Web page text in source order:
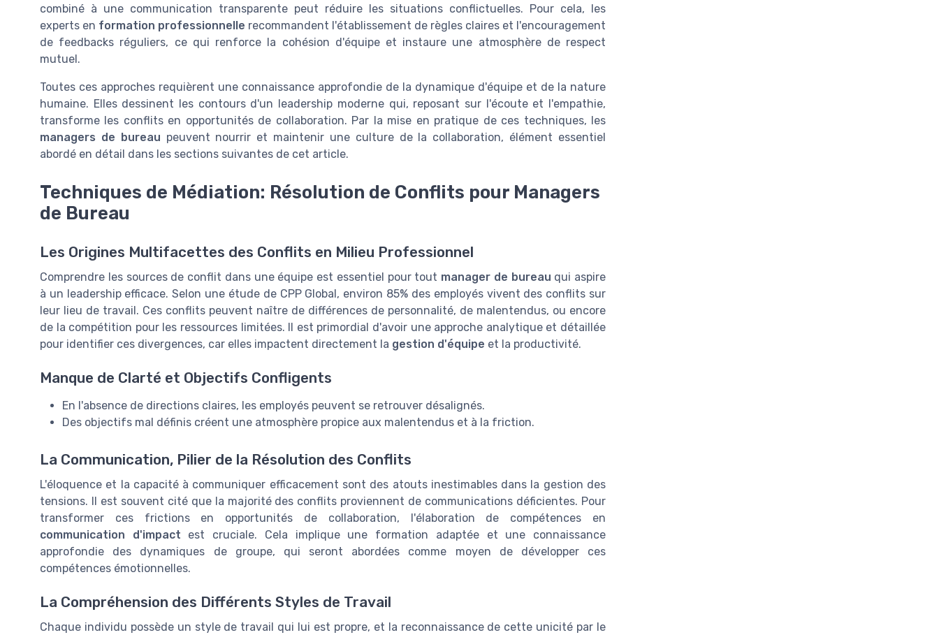
combiné à une communication transparente peut réduire les situations conflictuelles. Pour cela, les
experts en formation professionnelle recommandent l'établissement de règles claires et l'encouragement
de feedbacks réguliers, ce qui renforce la cohésion d'équipe et instaure une atmosphère de respect
mutuel.
Toutes ces approches requièrent une connaissance approfondie de la dynamique d'équipe et de la nature
humaine. Elles dessinent les contours d'un leadership moderne qui, reposant sur l'écoute et l'empathie,
transforme les conflits en opportunités de collaboration. Par la mise en pratique de ces techniques, les
managers de bureau peuvent nourrir et maintenir une culture de la collaboration, élément essentiel
abordé en détail dans les sections suivantes de cet article.
Techniques de Médiation: Résolution de Conflits pour Managers
de Bureau
Les Origines Multifacettes des Conflits en Milieu Professionnel
Comprendre les sources de conflit dans une équipe est essentiel pour tout manager de bureau qui aspire
à un leadership efficace. Selon une étude de CPP Global, environ 85% des employés vivent des conflits sur
leur lieu de travail. Ces conflits peuvent naître de différences de personnalité, de malentendus, ou encore
de la compétition pour les ressources limitées. Il est primordial d'avoir une approche analytique et détaillée
pour identifier ces divergences, car elles impactent directement la gestion d'équipe et la productivité.
Manque de Clarté et Objectifs Confligents
En l'absence de directions claires, les employés peuvent se retrouver désalignés.
Des objectifs mal définis créent une atmosphère propice aux malentendus et à la friction.
La Communication, Pilier de la Résolution des Conflits
L'éloquence et la capacité à communiquer efficacement sont des atouts inestimables dans la gestion des
tensions. Il est souvent cité que la majorité des conflits proviennent de communications déficientes. Pour
transformer ces frictions en opportunités de collaboration, l'élaboration de compétences en
communication d'impact est cruciale. Cela implique une formation adaptée et une connaissance
approfondie des dynamiques de groupe, qui seront abordées comme moyen de développer ces
compétences émotionnelles.
La Compréhension des Différents Styles de Travail
Chaque individu possède un style de travail qui lui est propre, et la reconnaissance de cette unicité par le